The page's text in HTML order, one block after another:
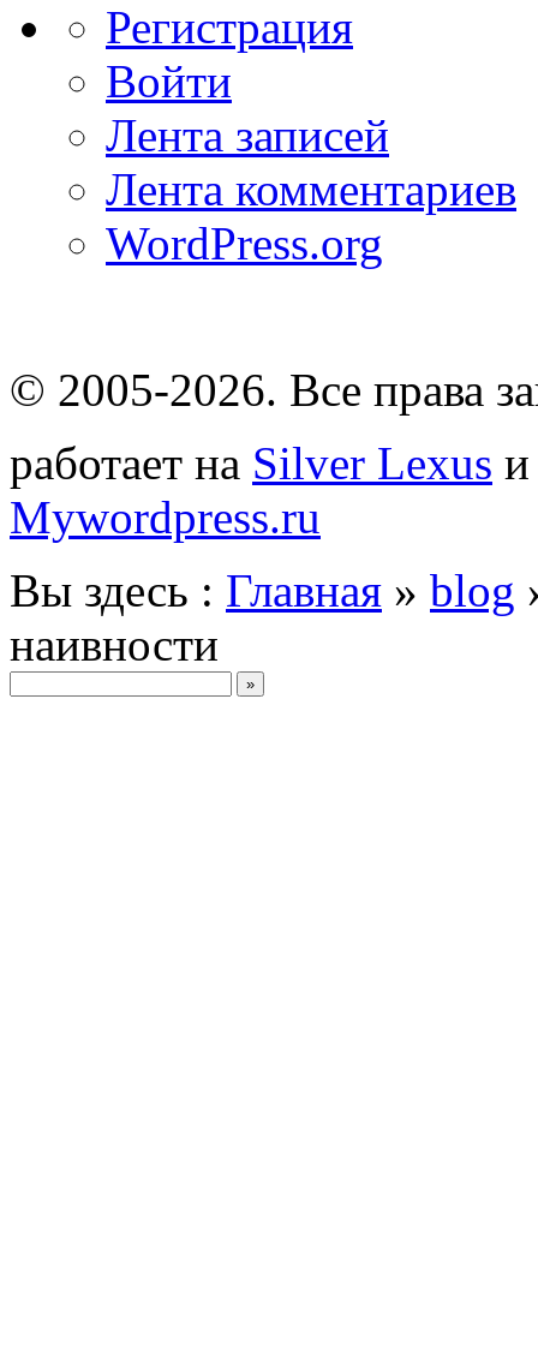
Регистрация
Войти
Лента записей
Лента комментариев
WordPress.org
© 2005-2026. Все права
работает на Silver Lexus
Mywordpress.ru
Вы здесь : Главная » blog
наивности